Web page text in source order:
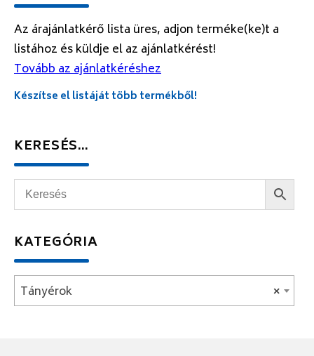
Az árajánlatkérő lista üres, adjon terméke(ke)t a
listához és küldje el az ajánlatkérést!
Tovább az ajánlatkéréshez
Készítse el listáját több termékből!
KERESÉS…
KATEGÓRIA
×
Tányérok